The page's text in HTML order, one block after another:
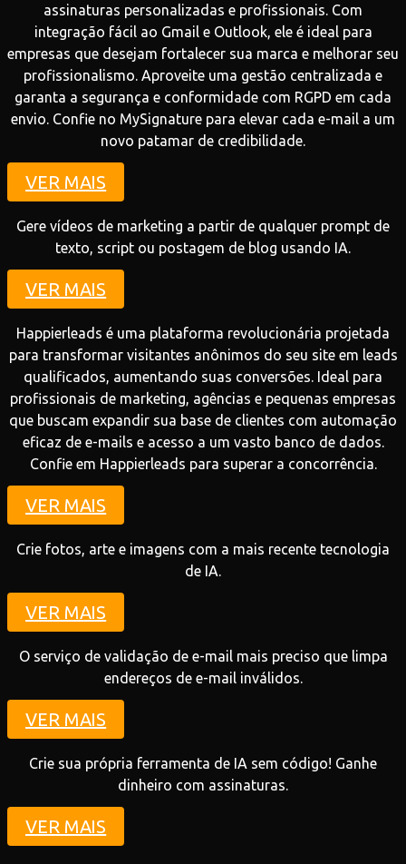
assinaturas personalizadas e profissionais. Com
integração fácil ao Gmail e Outlook, ele é ideal para
empresas que desejam fortalecer sua marca e melhorar seu
profissionalismo. Aproveite uma gestão centralizada e
garanta a segurança e conformidade com RGPD em cada
envio. Confie no MySignature para elevar cada e-mail a um
novo patamar de credibilidade.
VER MAIS
Gere vídeos de marketing a partir de qualquer prompt de
texto, script ou postagem de blog usando IA.
VER MAIS
Happierleads é uma plataforma revolucionária projetada
para transformar visitantes anônimos do seu site em leads
qualificados, aumentando suas conversões. Ideal para
profissionais de marketing, agências e pequenas empresas
que buscam expandir sua base de clientes com automação
eficaz de e-mails e acesso a um vasto banco de dados.
Confie em Happierleads para superar a concorrência.
VER MAIS
Crie fotos, arte e imagens com a mais recente tecnologia
de IA.
VER MAIS
O serviço de validação de e-mail mais preciso que limpa
endereços de e-mail inválidos.
VER MAIS
Crie sua própria ferramenta de IA sem código! Ganhe
dinheiro com assinaturas.
VER MAIS